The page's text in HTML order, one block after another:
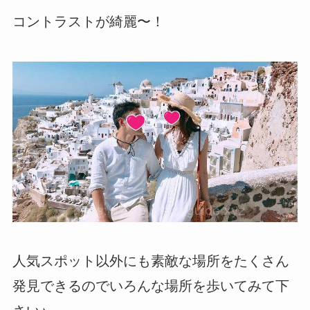
コントラストが綺麗〜！
人気スポット以外にも素敵な場所をたくさん
発見できるのでいろんな場所を歩いてみて下